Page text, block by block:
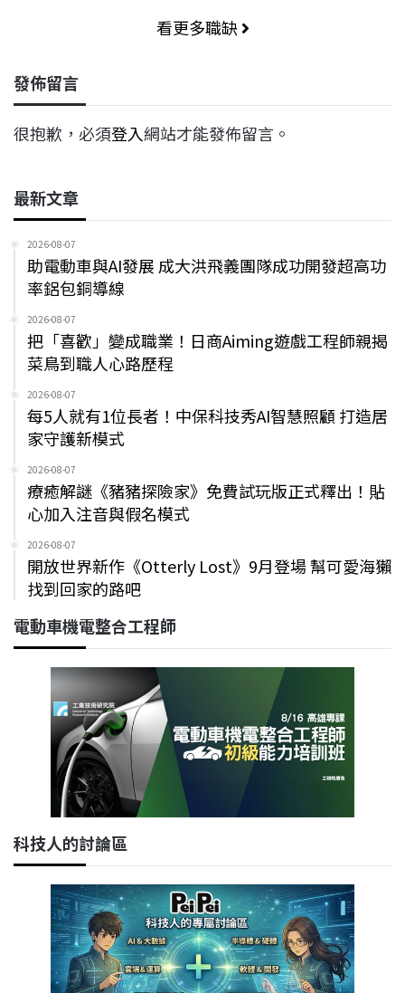
看更多職缺
發佈留言
很抱歉，必須登入網站才能發佈留言。
最新文章
2026-08-07
助電動車與AI發展 成大洪飛義團隊成功開發超高功
率鋁包銅導線
2026-08-07
把「喜歡」變成職業！日商Aiming遊戲工程師親揭
菜鳥到職人心路歷程
2026-08-07
每5人就有1位長者！中保科技秀AI智慧照顧 打造居
家守護新模式
2026-08-07
療癒解謎《豬豬探險家》免費試玩版正式釋出！貼
心加入注音與假名模式
2026-08-07
開放世界新作《Otterly Lost》9月登場 幫可愛海獺
找到回家的路吧
電動車機電整合工程師
科技人的討論區